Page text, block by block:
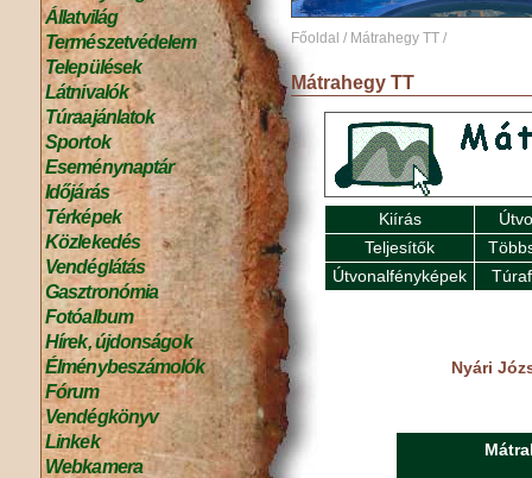
Állatvilág
Természetvédelem
Települések
Látnivalók
Túraajánlatok
Sportok
Eseménynaptár
Időjárás
Térképek
Közlekedés
Vendéglátás
Gasztronómia
Fotóalbum
Hírek, újdonságok
Élménybeszámolók
Fórum
Vendégkönyv
Linkek
Webkamera
Főoldal / Mátrahegy TT /
Mátrahegy TT
Kiírás
Teljesítők
Útvonalfényképek
Nyári